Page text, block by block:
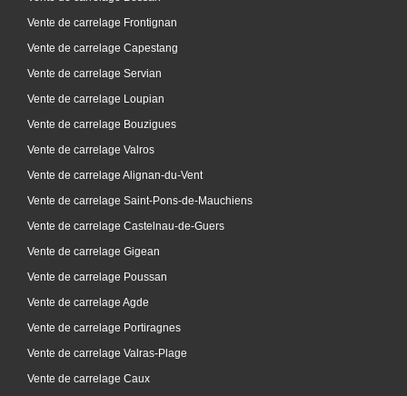
Vente de carrelage Frontignan
Vente de carrelage Capestang
Vente de carrelage Servian
Vente de carrelage Loupian
Vente de carrelage Bouzigues
Vente de carrelage Valros
Vente de carrelage Alignan-du-Vent
Vente de carrelage Saint-Pons-de-Mauchiens
Vente de carrelage Castelnau-de-Guers
Vente de carrelage Gigean
Vente de carrelage Poussan
Vente de carrelage Agde
Vente de carrelage Portiragnes
Vente de carrelage Valras-Plage
Vente de carrelage Caux